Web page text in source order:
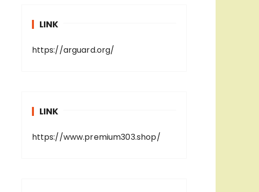
LINK
https://arguard.org/
LINK
https://www.premium303.shop/